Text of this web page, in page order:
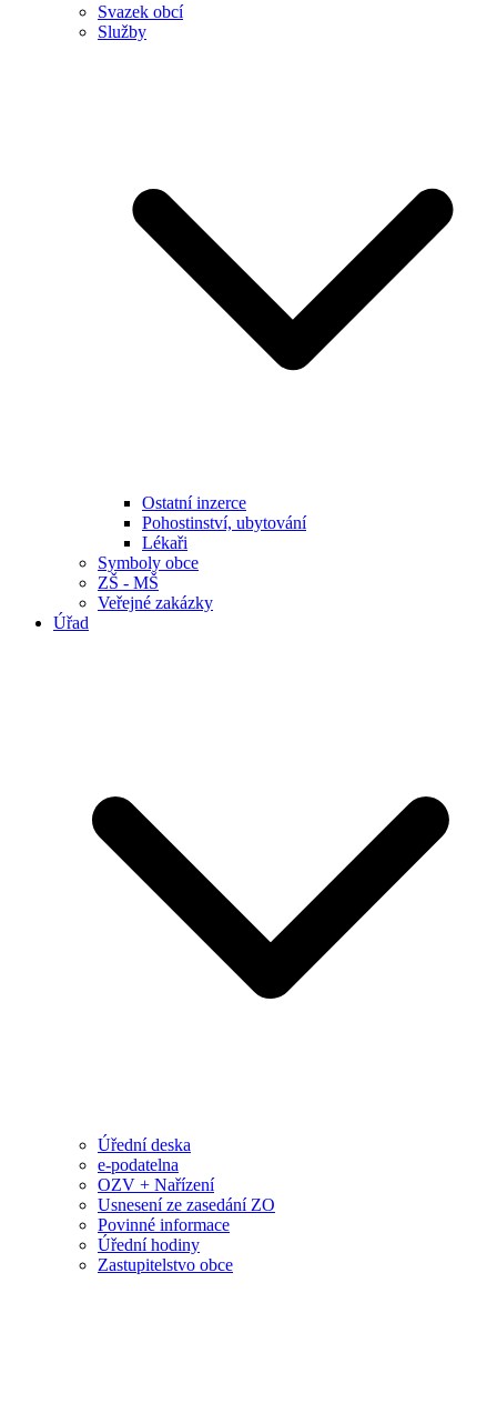
Svazek obcí
Služby
Ostatní inzerce
Pohostinství, ubytování
Lékaři
Symboly obce
ZŠ - MŠ
Veřejné zakázky
Úřad
Úřední deska
e-podatelna
OZV + Nařízení
Usnesení ze zasedání ZO
Povinné informace
Úřední hodiny
Zastupitelstvo obce